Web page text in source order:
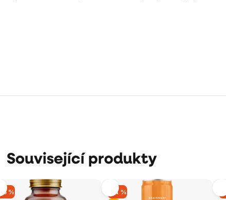
Související produkty
-15 % -14 %